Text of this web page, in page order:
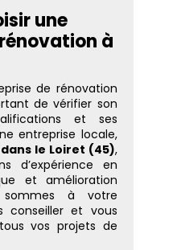
une
à
de rénovation
de vérifier son
et ses
entreprise locale,
le Loiret (45),
d’expérience en
et amélioration
sommes à votre
conseiller et vous
vos projets de